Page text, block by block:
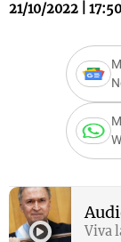
21/10/2022 | 17:50
Viva